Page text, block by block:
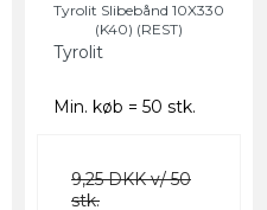
Tyrolit Slibebånd 10X330
(K40) (REST)
Tyrolit
Min. køb = 50 stk.
9,25 DKK v/ 50
stk.